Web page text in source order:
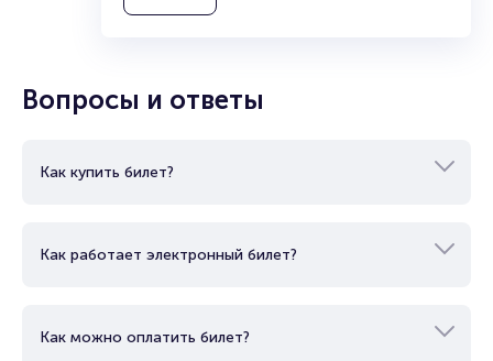
Вопросы и ответы
Как купить билет?
Как работает электронный билет?
Как можно оплатить билет?